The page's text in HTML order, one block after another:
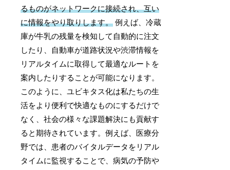
るものがネットワークに接続され、互い
に情報をやり取りします。 例えば、冷蔵
庫が牛乳の残量を検知して自動的に注文
したり、自動車が道路状況や渋滞情報を
リアルタイムに取得して最適なルートを
案内したりすることが可能になります。
このように、ユビキタス化は私たちの生
活をより便利で快適なものにするだけで
なく、社会の様々な課題解決にも貢献す
ると期待されています。例えば、医療分
野では、患者のバイタルデータをリアル
タイムに監視することで、病気の予防や